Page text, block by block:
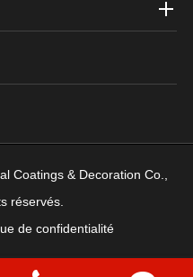
Coatings & Decoration Co.,
réservés.
de confidentialité